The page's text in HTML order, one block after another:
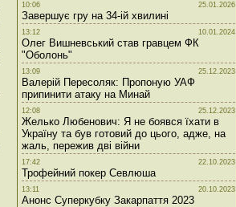
10:06 25.01.2026
Завершує гру на 34-ій хвилині
13:12 10.01.2024
Олег Вишневський став гравцем ФК
"Оболонь"
13:09 25.12.2023
Валерій Пересоляк: Пропоную УАФ
припинити атаку на Минай
12:08 25.12.2023
Желько Любенович: Я не боявся їхати в
Україну та був готовий до цього, адже, на
жаль, пережив дві війни
17:42 22.10.2023
Трофейний покер Севлюша
13:11 20.10.2023
Анонс Суперкубку Закарпаття 2023